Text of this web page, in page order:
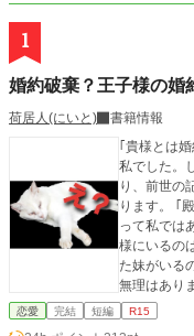
1
婚約破棄？王子様の婚
荷居人(にいと)
書籍情報
｢貴様とは婚約破棄だ！｣ そう
私でした。
り、前世の
ります。 ｢殿下、お言葉ですが、貴方の婚約者は私の妹であ
って私ではありませんよ
様にいるのは兄ひとり
た妹がいる
無理はありません｣ ｢は？｣ さあ、初め
です。婚約
恋愛 完結 短編 R15